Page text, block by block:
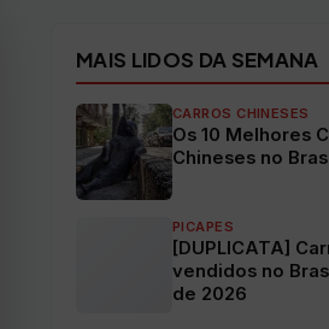
MAIS LIDOS DA SEMANA
CARROS CHINESES
Os 10 Melhores
Chineses no
PICAPES
[DUPLICATA]
vendidos no
de 2026